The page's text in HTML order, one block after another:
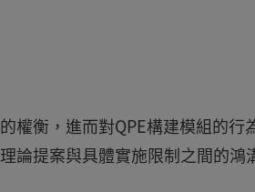
權衡，進而對QPE構建模組的行
論提案與具體實施限制之間的鴻